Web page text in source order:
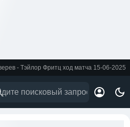
- Тэйлор Фритц ход матча 15-06-2025